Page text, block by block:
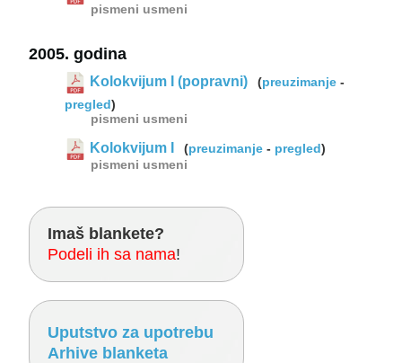
pismeni usmeni
2005. godina
Kolokvijum I (popravni) (preuzimanje -
pregled)
pismeni usmeni
Kolokvijum I (preuzimanje - pregled)
pismeni usmeni
Imaš blankete?
Podeli ih sa nama!
Uputstvo za upotrebu
Arhive blanketa